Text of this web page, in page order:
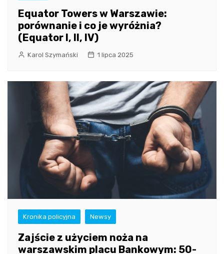
Equator Towers w Warszawie:
porównanie i co je wyróżnia?
(Equator I, II, IV)
Karol Szymański 1 lipca 2025
Kronika policyjna Newsy
Zajście z użyciem noża na
warszawskim placu Bankowym: 50-